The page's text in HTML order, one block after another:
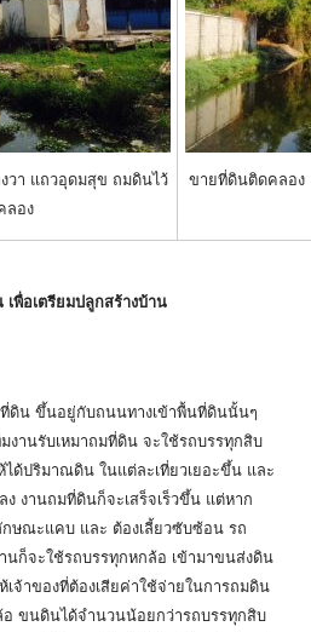
วา แถวอุดมสุข ถมดินไว้
ลอง
ขายที่ดินติดคลอง
พื่อเตรียมปลูกสร้างบ้าน
ดิน ขึ้นอยู่กับถนนทางเข้าพื้นที่ดินนั้นๆ
งานรับเหมาถมที่ดิน จะใช้รถบรรทุกสิบ
ด้ปริมาณดิน ในแต่ละเที่ยวเยอะขึ้น และ
งานถมที่ดินก็จะเสร็จเร็วขึ้น แต่หาก
ษณะแคบ และ ต้องเลี้ยวซับซ้อน รถ
นก็จะใช้รถบรรทุกหกล้อ เข้ามาขนส่งดิน
จ้าของที่ต้องเสียค่าใช้จ่ายในการถมดิน
อ ขนดินได้จำนวนน้อยกว่ารถบรรทุกสิบ